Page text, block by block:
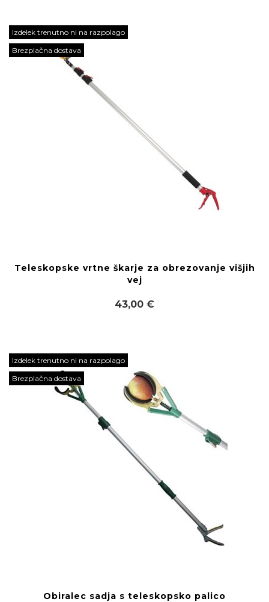
Izdelek trenutno ni na razpolago
Brezplačna dostava
Teleskopske vrtne škarje za obrezovanje višjih
vej
43,00 €
Izdelek trenutno ni na razpolago
Brezplačna dostava
Obiralec sadja s teleskopsko palico